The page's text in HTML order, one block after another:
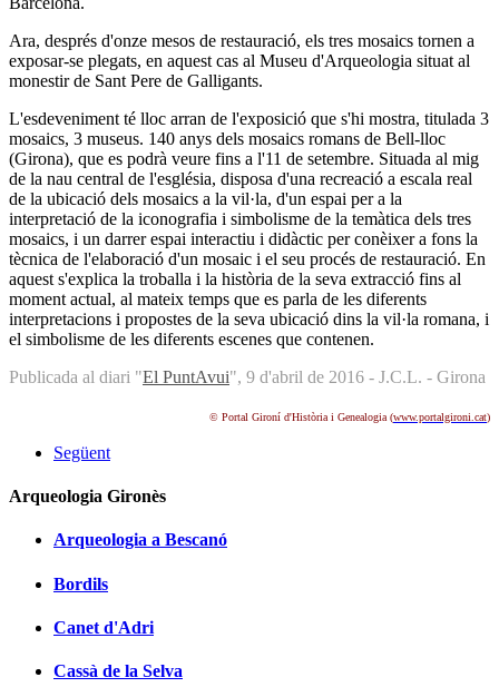
Ara, després d'onze mesos de restauració, els tres mosaics tornen a
exposar-se plegats, en aquest cas al Museu d'Arqueologia situat al
monestir de Sant Pere de Galligants.
L'esdeveniment té lloc arran de l'exposició que s'hi mostra, titulada 3
mosaics, 3 museus. 140 anys dels mosaics romans de Bell-lloc
(Girona), que es podrà veure fins a l'11 de setembre. Situada al mig
de la nau central de l'església, disposa d'una recreació a escala real
de la ubicació dels mosaics a la vil·la, d'un espai per a la
interpretació de la iconografia i simbolisme de la temàtica dels tres
mosaics, i un darrer espai interactiu i didàctic per conèixer a fons la
tècnica de l'elaboració d'un mosaic i el seu procés de restauració. En
aquest s'explica la troballa i la història de la seva extracció fins al
moment actual, al mateix temps que es parla de les diferents
interpretacions i propostes de la seva ubicació dins la vil·la romana, i
el simbolisme de les diferents escenes que contenen.
Publicada al diari "El PuntAvui", 9 d'abril de 2016 - J.C.L. - Girona
© Portal Gironí d'Història i Genealogia (www.portalgironi.cat)
Següent
Arqueologia Gironès
Arqueologia a Bescanó
Bordils
Canet d'Adri
Cassà de la Selva